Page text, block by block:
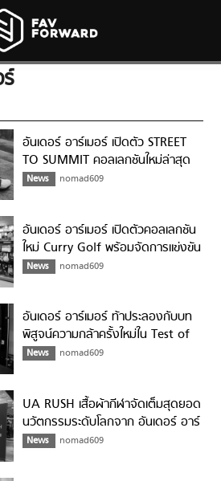
อันเดอร์ อาร์เมอร์ เปิดตัว STREET
TO SUMMIT คอลเลกชันใหม่ล่าสุด
News nomad609
อันเดอร์ อาร์เมอร์ เปิดตัวคอลเลกชัน
ใหม่ Curry Golf พร้อมจัดการแข่งขัน
UA Golf Day 2019
News nomad609
อันเดอร์ อาร์เมอร์ ท้าประลองกับบท
พิสูจน์ความกล้าครั้งใหม่ใน Test of
Will 2019
News nomad609
UA RUSH เสื้อผ้ากีฬาจัดเต็มสุดยอด
นวัตกรรมระดับโลกจาก อันเดอร์ อาร์
เมอร์
News nomad609